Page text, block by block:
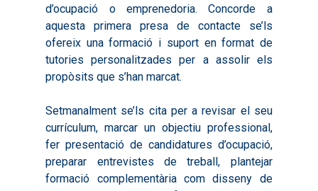
d’ocupació o emprenedoria. Concorde a
aquesta primera presa de contacte se’ls
ofereix una formació i suport en format de
tutories personalitzades per a assolir els
propòsits que s’han marcat.
Setmanalment se’ls cita per a revisar el seu
currículum, marcar un objectiu professional,
fer presentació de candidatures d’ocupació,
preparar entrevistes de treball, plantejar
formació complementària com disseny de
Inici
Presentació